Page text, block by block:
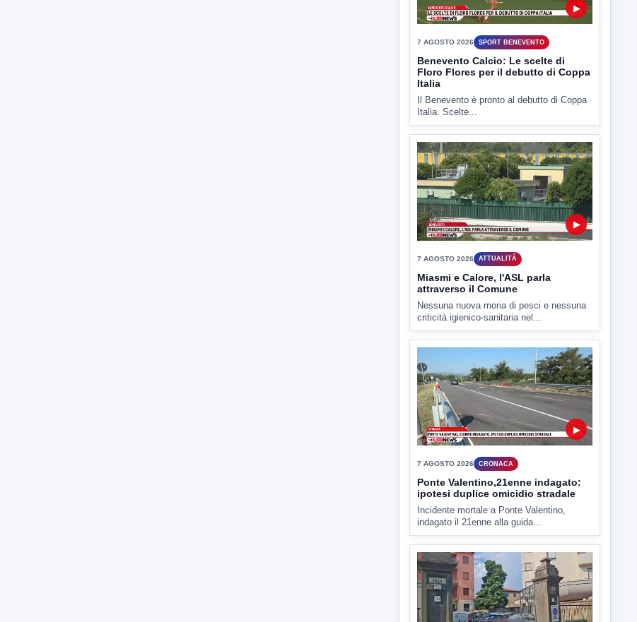
Il Benevento è pronto al debutto di Coppa
Italia. Scelte...
▶
7 AGOSTO 2026 ATTUALITÀ
Miasmi e Calore, l'ASL parla
attraverso il Comune
Nessuna nuova moria di pesci e nessuna
criticità igienico-sanitaria nel...
▶
7 AGOSTO 2026 CRONACA
Ponte Valentino,21enne indagato:
ipotesi duplice omicidio stradale
Incidente mortale a Ponte Valentino,
indagato il 21enne alla guida...
▶
7 AGOSTO 2026 CRONACA
Malore o aggressione? Sarà
l'autopsia a chiarire il giallo di Villa